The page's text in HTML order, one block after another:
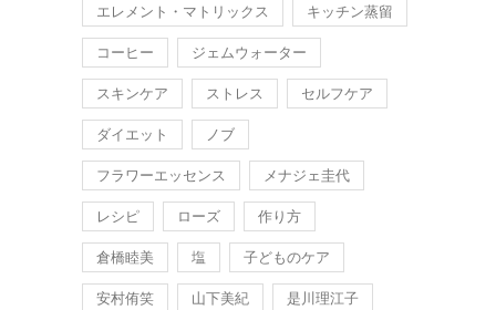
エレメント・マトリックス キッチン蒸留
コーヒー ジェムウォーター
スキンケア ストレス セルフケア
ダイエット ノブ
フラワーエッセンス メナジェ圭代
レシピ ローズ 作り方
倉橋睦美 塩 子どものケア
安村侑笑 山下美紀 是川理江子